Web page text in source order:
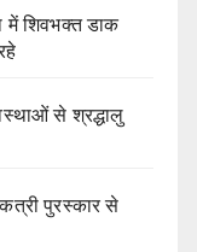
में शिवभक्त डाक
से श्रद्धालु
पुरस्कार से